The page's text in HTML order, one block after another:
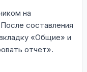
на
составления
«Общие» и
отчет».